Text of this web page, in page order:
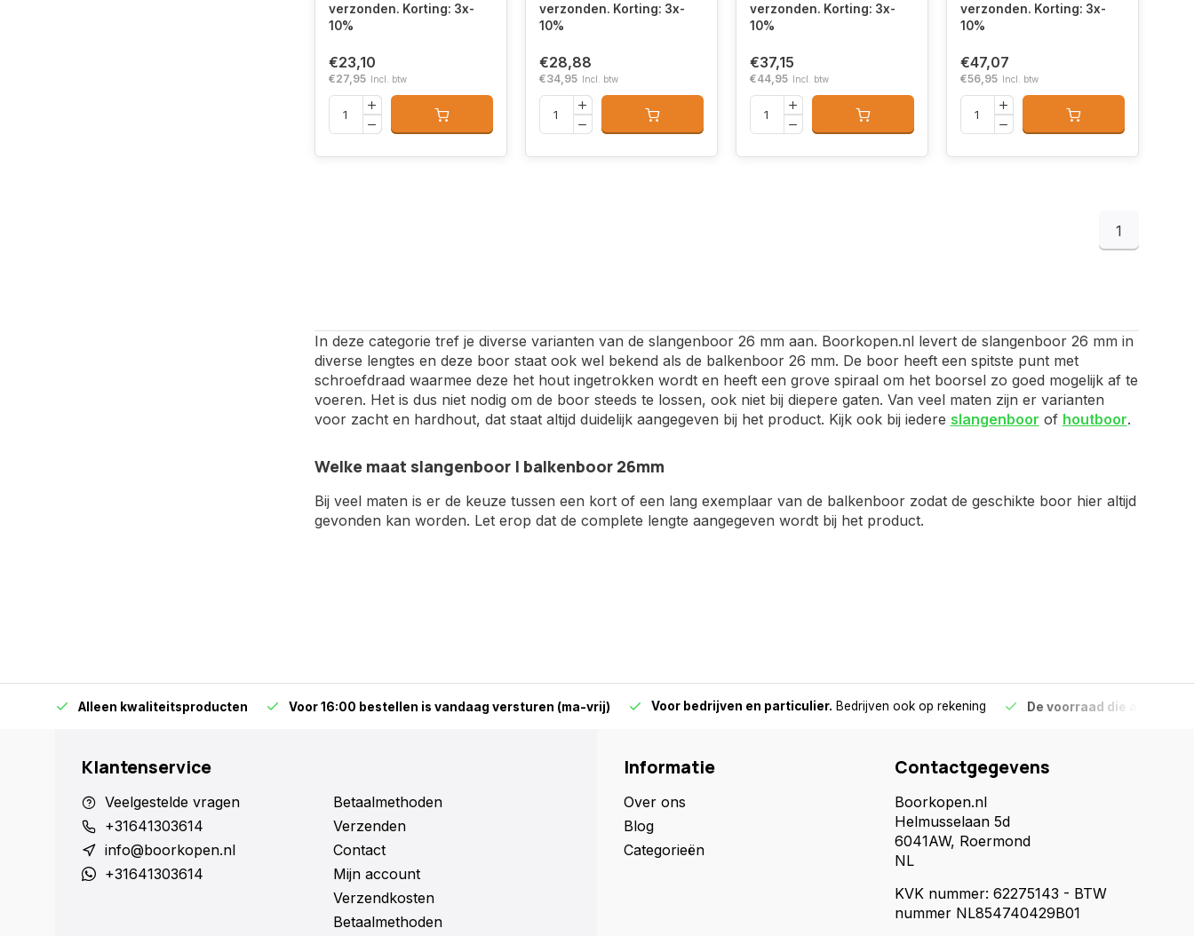
verzonden. Korting: 3x-
10%
€23,10
€27,95 Incl. btw
verzonden. Korting: 3x-
10%
€28,88
€34,95 Incl. btw
verzonden. Korting: 3x-
10%
€37,15
€44,95 Incl. btw
verzonden. Korting: 3x-
10%
€47,07
€56,95 Incl. btw
1
In deze categorie tref je diverse varianten van de slangenboor 26 mm aan. Boorkopen.nl levert de slangenboor 26 mm in
diverse lengtes en deze boor staat ook wel bekend als de balkenboor 26 mm. De boor heeft een spitste punt met
schroefdraad waarmee deze het hout ingetrokken wordt en heeft een grove spiraal om het boorsel zo goed mogelijk af te
voeren. Het is dus niet nodig om de boor steeds te lossen, ook niet bij diepere gaten. Van veel maten zijn er varianten
voor zacht en hardhout, dat staat altijd duidelijk aangegeven bij het product. Kijk ook bij iedere slangenboor of houtboor.
Welke maat slangenboor | balkenboor 26mm
Bij veel maten is er de keuze tussen een kort of een lang exemplaar van de balkenboor zodat de geschikte boor hier altijd
gevonden kan worden. Let erop dat de complete lengte aangegeven wordt bij het product.
Alleen kwaliteitsproducten Voor 16:00 bestellen is vandaag versturen (ma-vrij) Voor bedrijven en particulier. Bedrijven ook op rekening De voorraad die
Klantenservice
Veelgestelde vragen
+31641303614
info@boorkopen.nl
+31641303614
Betaalmethoden
Verzenden
Contact
Mijn account
Verzendkosten
Betaalmethoden
Informatie
Over ons
Blog
Categorieën
Contactgegevens
Boorkopen.nl
Helmusselaan 5d
6041AW, Roermond
NL
KVK nummer: 62275143 - BTW
nummer NL854740429B01